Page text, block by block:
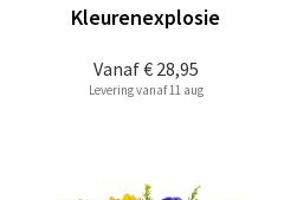
Vanaf€ 28,95
Kleurenexplosie
Levering vanaf 11 aug